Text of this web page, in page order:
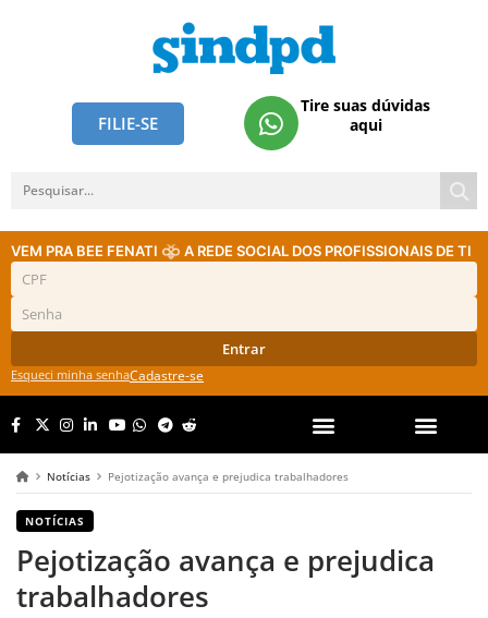
FILIE-SE
Tire suas dúvidas
aqui
VEM PRA BEE FENATI A REDE SOCIAL DOS PROFISSIONAIS DE TI
Entrar
Esqueci minha senhaCadastre-se
Notícias Pejotização avança e prejudica trabalhadores
NOTÍCIAS
Pejotização avança e prejudica
trabalhadores